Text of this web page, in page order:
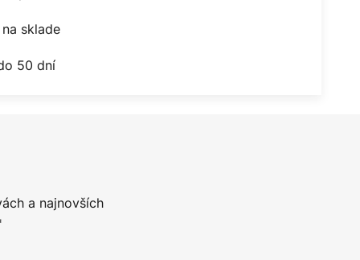
sklade
50 dní
a najnovších